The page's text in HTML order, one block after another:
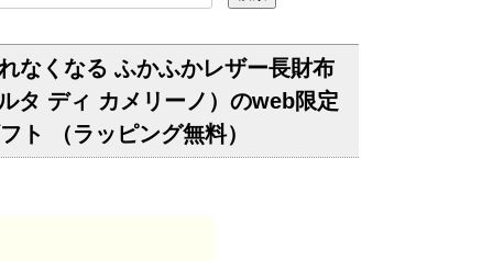
なくなる ふかふかレザー長財布
タ ディ カメリーノ）のweb限定
ト （ラッピング無料）